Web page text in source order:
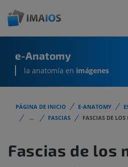
e-Anatomy
la anatomía en imágenes
PÁGINA DE INICIO E-ANATOMY
...
FASCIAS FASCIAS DE LOS
Fascias de los